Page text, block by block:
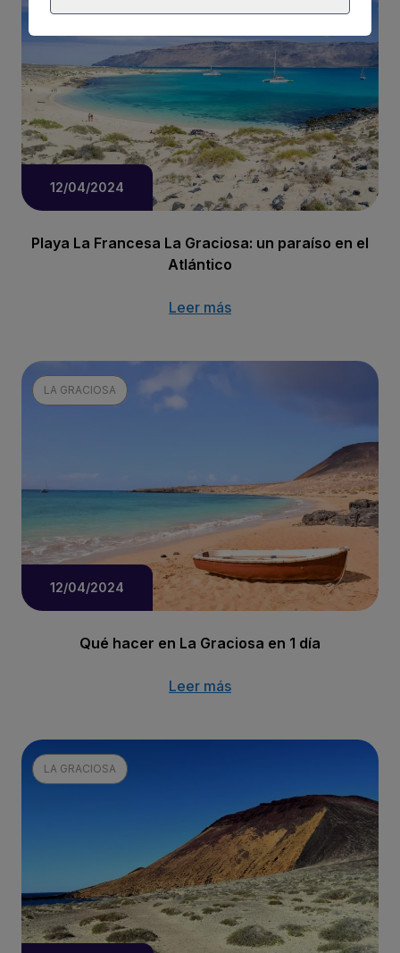
12/04/2024
Playa La Francesa La Graciosa: un paraíso en el
Atlántico
Leer más
LA GRACIOSA
12/04/2024
Qué hacer en La Graciosa en 1 día
Leer más
LA GRACIOSA